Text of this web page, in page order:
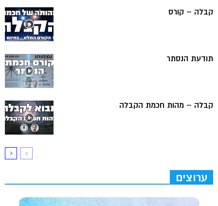
קבלה – קורס
תודעת הנסתר
קבלה – מהות חכמת הקבלה
ערוצים